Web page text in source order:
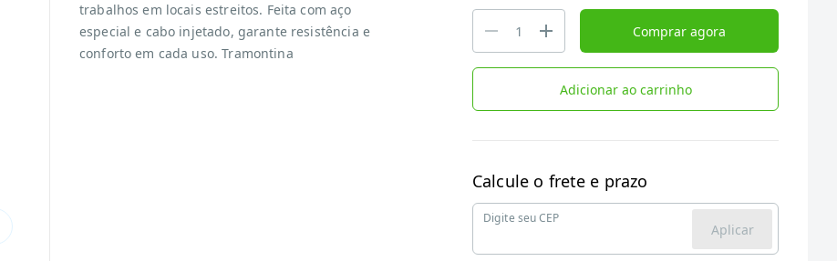
trabalhos em locais estreitos. Feita com aço
especial e cabo injetado, garante resistência e
conforto em cada uso. Tramontina
Comprar agora
Adicionar ao carrinho
Calcule o frete e prazo
Digite seu CEP
Aplicar